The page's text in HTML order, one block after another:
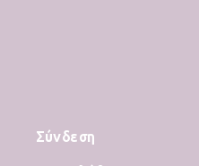
Σύνδεση